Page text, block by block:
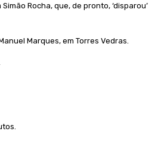
Rocha, que, de pronto, ‘disparou’
Marques, em Torres Vedras.